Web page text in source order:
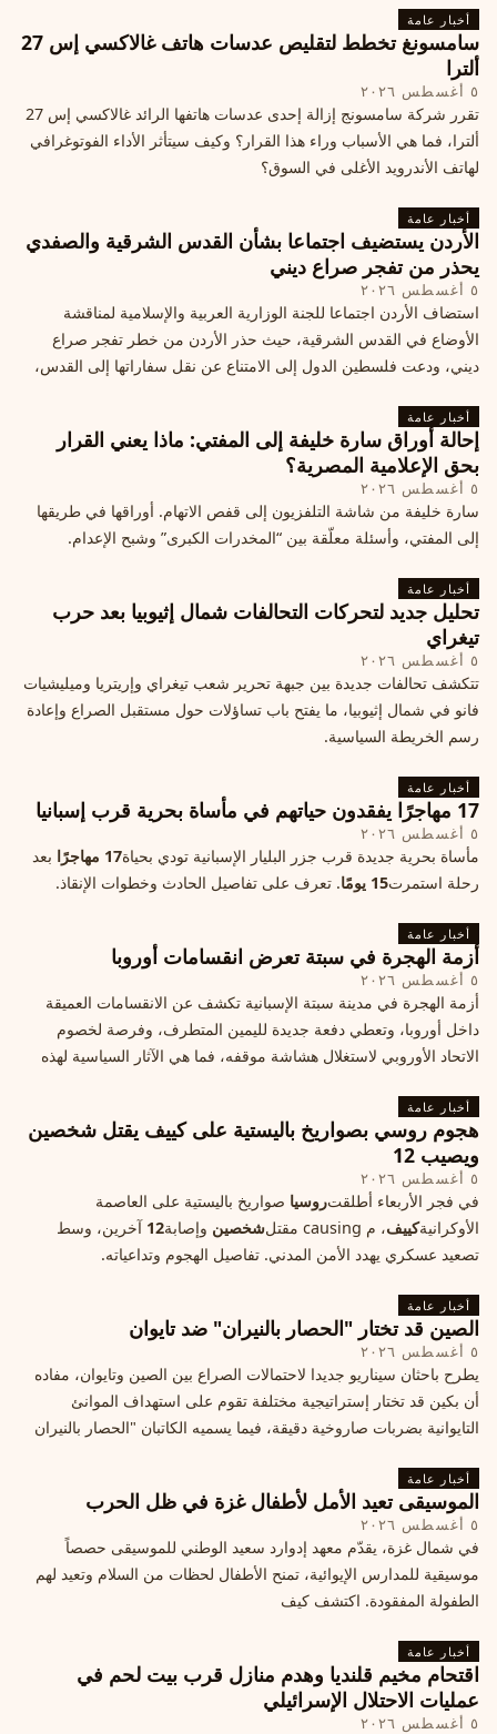
أخبار عامة
سامسونغ تخطط لتقليص عدسات هاتف غالاكسي إس 27
ألترا
٥ أغسطس ٢٠٢٦
تقرر شركة سامسونج إزالة إحدى عدسات هاتفها الرائد غالاكسي إس 27
ألترا، فما هي الأسباب وراء هذا القرار؟ وكيف سيتأثر الأداء الفوتوغرافي
لهاتف الأندرويد الأغلى في السوق؟
أخبار عامة
الأردن يستضيف اجتماعا بشأن القدس الشرقية والصفدي
يحذر من تفجر صراع ديني
٥ أغسطس ٢٠٢٦
استضاف الأردن اجتماعا للجنة الوزارية العربية والإسلامية لمناقشة
الأوضاع في القدس الشرقية، حيث حذر الأردن من خطر تفجر صراع
ديني، ودعت فلسطين الدول إلى الامتناع عن نقل سفاراتها إلى القدس،
أخبار عامة
إحالة أوراق سارة خليفة إلى المفتي: ماذا يعني القرار
بحق الإعلامية المصرية؟
٥ أغسطس ٢٠٢٦
سارة خليفة من شاشة التلفزيون إلى قفص الاتهام. أوراقها في طريقها
إلى المفتي، وأسئلة معلّقة بين “المخدرات الكبرى” وشبح الإعدام.
أخبار عامة
تحليل جديد لتحركات التحالفات شمال إثيوبيا بعد حرب
تيغراي
٥ أغسطس ٢٠٢٦
تتكشف تحالفات جديدة بين جبهة تحرير شعب تيغراي وإريتريا وميليشيات
فانو في شمال إثيوبيا، ما يفتح باب تساؤلات حول مستقبل الصراع وإعادة
رسم الخريطة السياسية.
أخبار عامة
17 مهاجرًا يفقدون حياتهم في مأساة بحرية قرب إسبانيا
٥ أغسطس ٢٠٢٦
مأساة بحرية جديدة قرب جزر البليار الإسبانية تودي بحياة17 مهاجرًا
بعد
رحلة استمرت15 يومًا . تعرف على تفاصيل الحادث وخطوات الإنقاذ.
أخبار عامة
أزمة الهجرة في سبتة تعرض انقسامات أوروبا
٥ أغسطس ٢٠٢٦
أزمة الهجرة في مدينة سبتة الإسبانية تكشف عن الانقسامات العميقة
داخل أوروبا، وتعطي دفعة جديدة لليمين المتطرف، وفرصة لخصوم
الاتحاد الأوروبي لاستغلال هشاشة موقفه، فما هي الآثار السياسية لهذه
أخبار عامة
هجوم روسي بصواريخ باليستية على كييف يقتل شخصين
ويصيب 12
٥ أغسطس ٢٠٢٦
في فجر الأربعاء أطلقتروسيا صواريخ باليستية على العاصمة
الأوكرانيةكييف، م causing مقتل شخصين وإصابة12 آخرين، وسط
تصعيد عسكري يهدد الأمن المدني. تفاصيل الهجوم وتداعياته.
أخبار عامة
الصين قد تختار "الحصار بالنيران" ضد تايوان
٥ أغسطس ٢٠٢٦
يطرح باحثان سيناريو جديدا لاحتمالات الصراع بين الصين وتايوان، مفاده
أن بكين قد تختار إستراتيجية مختلفة تقوم على استهداف الموانئ
التايوانية بضربات صاروخية دقيقة، فيما يسميه الكاتبان "الحصار بالنيران
أخبار عامة
الموسيقى تعيد الأمل لأطفال غزة في ظل الحرب
٥ أغسطس ٢٠٢٦
في شمال غزة، يقدّم معهد إدوارد سعيد الوطني للموسيقى حصصاً
موسيقية للمدارس الإيوائية، تمنح الأطفال لحظات من السلام وتعيد لهم
الطفولة المفقودة. اكتشف كيف
أخبار عامة
اقتحام مخيم قلنديا وهدم منازل قرب بيت لحم في
عمليات الاحتلال الإسرائيلي
٥ أغسطس ٢٠٢٦